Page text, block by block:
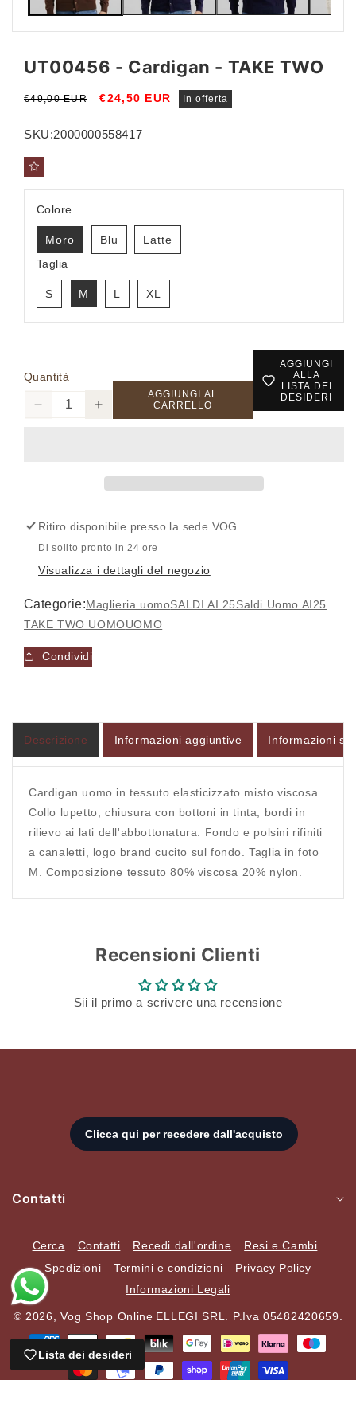
UT00456 - Cardigan - TAKE TWO
Prezzo
listino
€49,00 EUR
Prezzo
€24,50 EUR In offerta
SKU:2000000558417
Colore
Moro Blu
Latte
Taglia
S M L XL
Quantità
Diminuisci
TAKE
TWO
Aumenta
Cardigan
TAKE
TWO
AGGIUNGI AL
CARRELLO
AGGIUNGI
ALLA
LISTA DEI
DESIDERI
Ritiro disponibile presso la sede VOG
Di solito pronto in 24 ore
Visualizza i dettagli del negozio
Categorie:Maglieria uomoSALDI AI 25Saldi Uomo AI25
TAKE TWO UOMOUOMO
Condividi
Descrizione Informazioni aggiuntive Informazioni
Cardigan uomo in tessuto elasticizzato misto viscosa.
Collo lupetto, chiusura con bottoni in tinta, bordi in
rilievo ai lati dell'abbottonatura. Fondo e polsini rifiniti
a canaletti, logo brand cucito sul fondo. Taglia in foto
M. Composizione tessuto 80% viscosa 20% nylon.
Recensioni Clienti
Sii il primo a scrivere una recensione
Contatti
Cerca Contatti Recedi dall'ordine
Resi e Cambi
Spedizioni
Termini e condizioni
Privacy Policy
Informazioni Legali
© 2026,Vog Shop Online ELLEGI SRL. P.Iva 05482420659.
Metodi
pagamento
Carrello
Accesso richiesto
Accedi al tuo account per aggiungere prodotti alla
tua lista dei desideri e visualizzare gli articoli
salvati in precedenza.
Lista dei desideri